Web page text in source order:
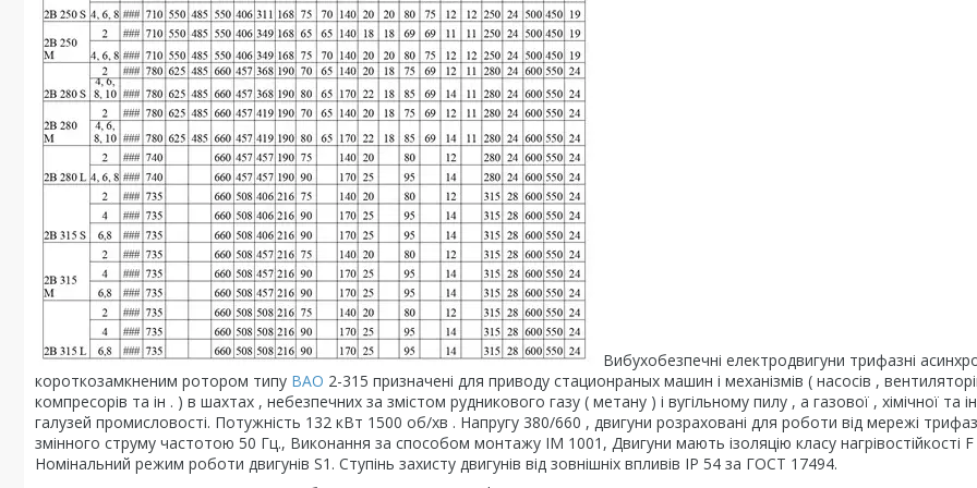
Вибухобезпечні електродвигуни трифазні
короткозамкненим ротором типу ВАО 2-315 призначені для приводу стационраных машин і механізмів ( насосів ,
компресорів та ін . ) в шахтах , небезпечних за змістом рудникового газу ( метану ) і вугільному пилу , а газової , хімічної та
галузей промисловості. Потужність 132 кВт 1500 об/хв . Напругу 380/660 , двигуни розраховані для роботи від мережі
змінного струму частотою 50 Гц., Виконання за способом монтажу ІМ 1001, Двигуни мають ізоляцію класу нагрівостійкості F
Номінальний режим роботи двигунів S1. Ступінь захисту двигунів від зовнішніх впливів IP 54 за ГОСТ 17494.